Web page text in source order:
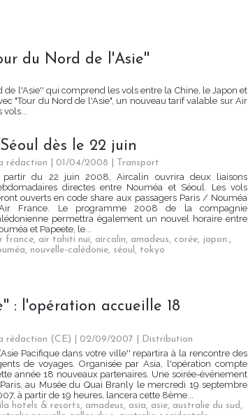
du Nord de l'Asie''
l'Asie'' qui comprend les vols entre la Chine, le Japon et
"Tour du Nord de l'Asie", un nouveau tarif valable sur Air
vols...
dès le 22 juin
rédaction | 01/04/2008
Transport
partir du 22 juin 2008, Aircalin ouvrira deux liaisons
directes entre Nouméa et Séoul. Les vols
ouverts en code share aux passagers Paris / Nouméa
France. Le programme 2008 de la compagnie
permettra également un nouvel horaire entre
et Papeete, le...
france, air tahiti nui, aircalin, amadeus, corée, japon:,
, nouvelle-calédonie, séoul, tokyo
: l'opération accueille 18
rédaction (CE) | 02/09/2007
Distribution
Pacifique dans votre ville'' repartira à la rencontre des
de voyages. Organisée par Asia, l'opération compte
année 18 nouveaux partenaires. Une soirée-événement
au Musée du Quai Branly le mercredi 19 septembre
à partir de 19 heures, lancera cette 8ème...
hotels & resorts, amadeus, asia, asie, australie du sud,